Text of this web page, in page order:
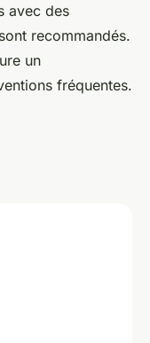
avec des
recommandés.
un
fréquentes.